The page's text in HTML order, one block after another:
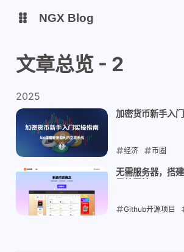
Status Qexo
备用链接
NGX Blog
文章总览 - 2
2025
加密货币新手入
经济 币圈
2025-08-19
无需服务器，搭
Github开源项目